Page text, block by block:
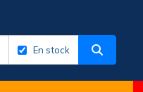
En stock